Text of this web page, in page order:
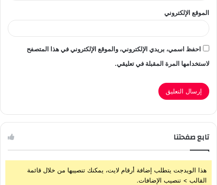
الموقع الإلكتروني
احفظ اسمي، بريدي الإلكتروني، والموقع الإلكتروني في هذا المتصفح
لاستخدامها المرة المقبلة في تعليقي.
تابع صفحتنا
هذا الويدجت يتطلب إضافة أرقام لايت، يمكنك تنصيبها من خلال قائمة
القالب > تنصيب الإضافات.